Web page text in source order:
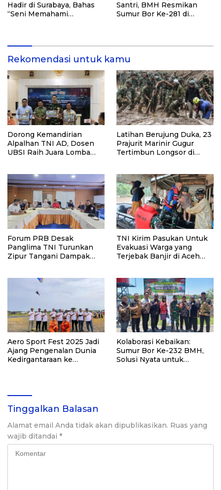
Hadir di Surabaya, Bahas
“Seni Memahami
Santri, BMH Resmikan
Sumur Bor Ke-281 di
Rekomendasi untuk kamu
Dorong Kemandirian
Alpalhan TNI AD, Dosen
UBSI Raih Juara Lomba
Latihan Berujung Duka, 23
Prajurit Marinir Gugur
Tertimbun Longsor di
Forum PRB Desak
Panglima TNI Turunkan
Zipur Tangani Dampak
TNI Kirim Pasukan Untuk
Evakuasi Warga yang
Terjebak Banjir di Aceh
Aero Sport Fest 2025 Jadi
Ajang Pengenalan Dunia
Kedirgantaraan ke
Kolaborasi Kebaikan:
Sumur Bor Ke-232 BMH,
Solusi Nyata untuk
Tinggalkan Balasan
Alamat email Anda tidak akan dipublikasikan. Ruas yang
wajib ditandai *